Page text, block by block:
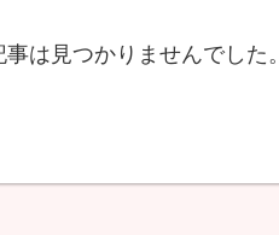
事は見つかりませんでした。